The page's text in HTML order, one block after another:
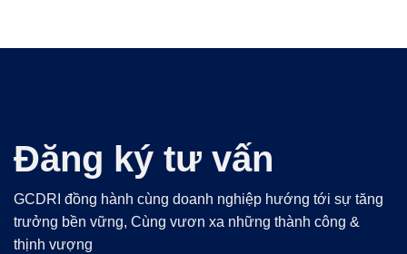
Đăng ký tư vấn
GCDRI đồng hành cùng doanh nghiệp hướng tới sự tăng
trưởng bền vững, Cùng vươn xa những thành công &
thịnh vượng